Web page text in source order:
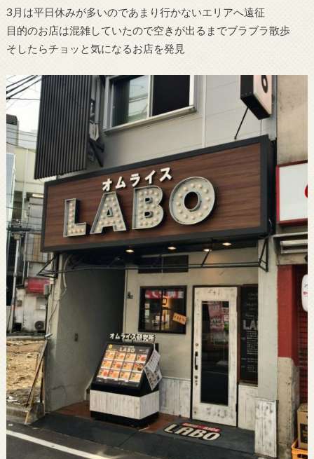
3月は平日休みが多いのであまり行かないエリアへ遠征
目的のお店は混雑していたので空きが出るまでブラブラ散歩
そしたらチョッと気になるお店を発見